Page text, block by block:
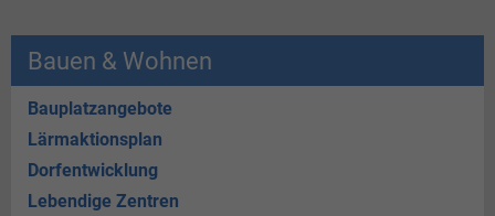
Bauen & Wohnen
Bauplatzangebote
Lärmaktionsplan
Dorfentwicklung
Lebendige Zentren